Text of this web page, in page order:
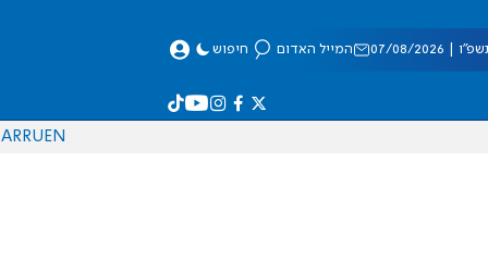
08/2026 המייל האדום חיפוש
EN
RU
AR